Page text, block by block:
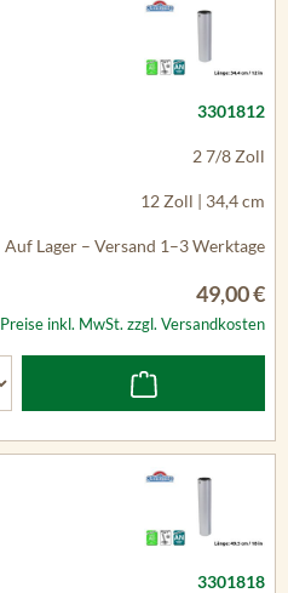
3301812
2 7/8 Zoll
12 Zoll | 34,4 cm
Auf Lager – Versand 1–3 Werktage
49,00 €
Preise inkl. MwSt. zzgl. Versandkosten
3301818